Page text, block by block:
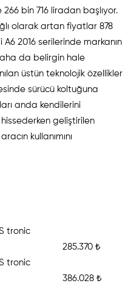
bin 716 liradan başlıyor.
olarak artan fiyatlar 878
A6 2016 serilerinde markanın
da belirgin hale
üstün teknolojik özellikler
sürücü koltuğuna
anda kendilerini
geliştirilen
kullanımını
tronic
₺
tronic
₺